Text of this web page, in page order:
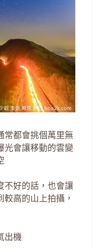
常都會挑個萬里無
光會讓移動的雲變
不好的話，也會讓
高的山上拍攝，
出機